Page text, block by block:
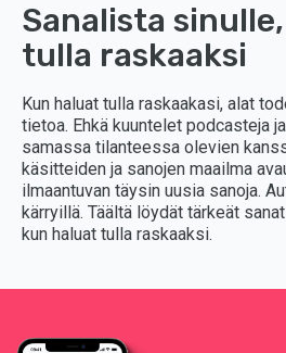
Sanalista
tulla raskaaksi
Kun haluat tulla raskaakasi, alat
tietoa. Ehkä kuuntelet podcasteja
samassa tilanteessa olevien
käsitteiden ja sanojen maailma
ilmaantuvan täysin uusia sanoja.
kärryillä. Täältä löydät tärkeät
kun haluat tulla raskaaksi.